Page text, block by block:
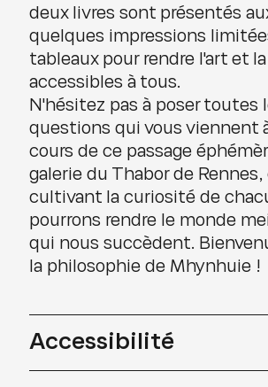
deux livres sont présentés
quelques impressions
tableaux pour rendre l'art et
accessibles à tous.
N'hésitez pas à poser toutes
questions qui vous viennent
cours de ce passage
galerie du Thabor de Rennes,
cultivant la curiosité de
pourrons rendre le monde
qui nous succèdent.
la philosophie de Mhynhuie !
Accessibilité